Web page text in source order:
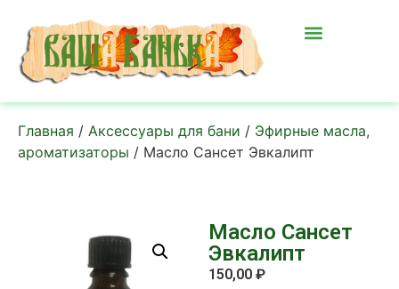
Главная / Аксессуары для бани / Эфирные масла,
ароматизаторы / Масло Сансет Эвкалипт
Масло Сансет
Эвкалипт
150,00 ₽